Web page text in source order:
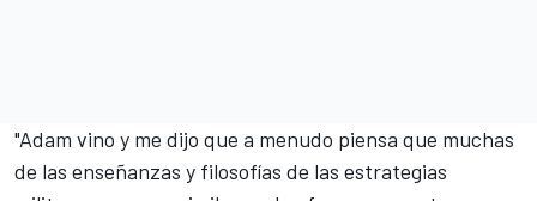
"Adam vino y me dijo que a menudo piensa que muchas
de las enseñanzas y filosofías de las estrategias